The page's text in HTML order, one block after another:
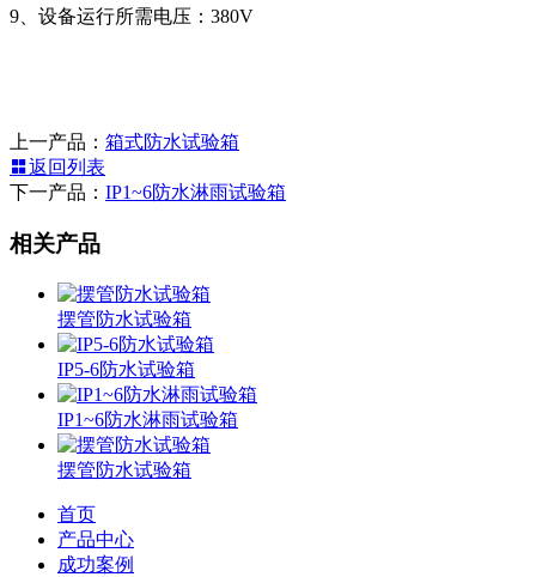
9、设备运行所需电压：380V
上一产品： 箱式防水试验箱
返回列表
下一产品： IP1~6防水淋雨试验箱
相关产品
摆管防水试验箱
IP5-6防水试验箱
IP1~6防水淋雨试验箱
摆管防水试验箱
首页
产品中心
成功案例